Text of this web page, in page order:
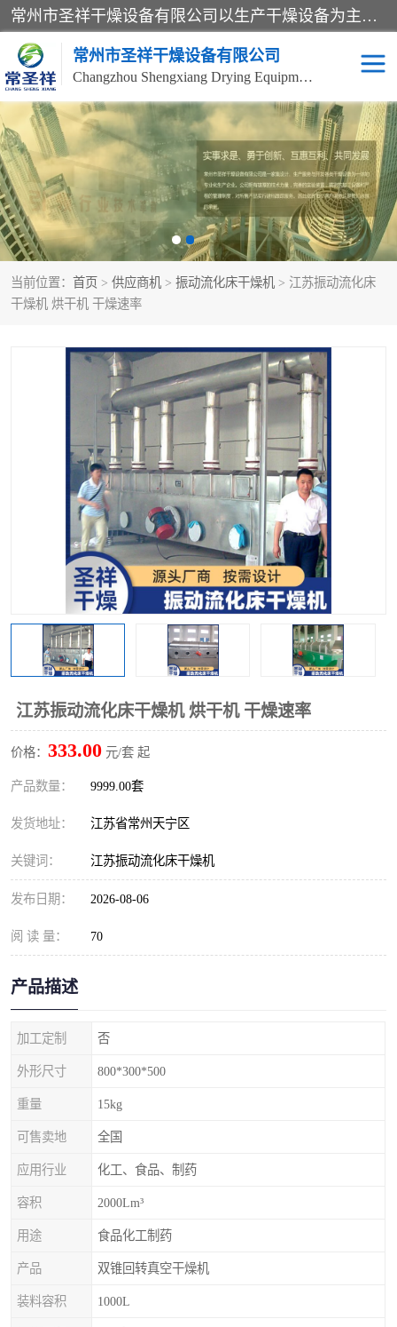
常州市圣祥干燥设备有限公司以生产干燥设备为主导产品，提供：干燥设备、干燥机、混合机、气流干燥机、烘箱、热风循环烘箱、沸腾干燥机、烘干机、喷雾干燥机等产品的生产、制造与销售服务。
常州市圣祥干燥设备有限公司
Changzhou Shengxiang Drying Equipment Co. , Ltd.
当前位置： 首页 > 供应商机 > 振动流化床干燥机 > 江苏振动流化床
干燥机 烘干机 干燥速率
江苏振动流化床干燥机 烘干机 干燥速率
价格： 333.00 元/套 起
产品数量： 9999.00套
发货地址： 江苏省常州天宁区
关键词： 江苏振动流化床干燥机
发布日期： 2026-08-06
阅 读 量： 70
产品描述
加工定制 否
外形尺寸 800*300*500
重量 15kg
可售卖地 全国
应用行业 化工、食品、制药
容积 2000Lm³
用途 食品化工制药
产品 双锥回转真空干燥机
装料容积 1000L
单锥真空干燥机 双锥真空干燥机
气流干燥机 滚筒刮板干燥机
干燥机 闪蒸干燥机
桨叶干燥机 高速混合机
带式干燥机
单锥螺带真空干燥机 沸腾干燥机
方形圆形真空干燥机 真空耙式干燥机
热风循环烘箱 喷雾干燥机
振动流化床干燥机 盘式干燥机